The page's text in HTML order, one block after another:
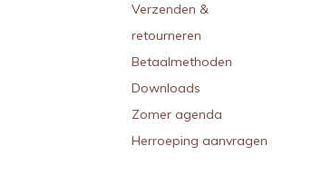
Verzenden &
retourneren
Betaalmethoden
Downloads
Zomer agenda
Herroeping aanvragen